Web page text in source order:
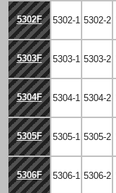
5302F 5302-1 5302-2
5303F 5303-1 5303-2
5304F 5304-1 5304-2
5305F 5305-1 5305-2
5306F 5306-1 5306-2